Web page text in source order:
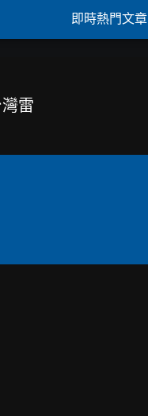
即時熱門文章
雷